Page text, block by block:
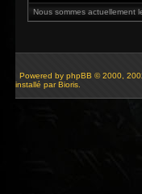
Nous sommes actuellement
Powered by phpBB © 2000,
installé par Bioris.